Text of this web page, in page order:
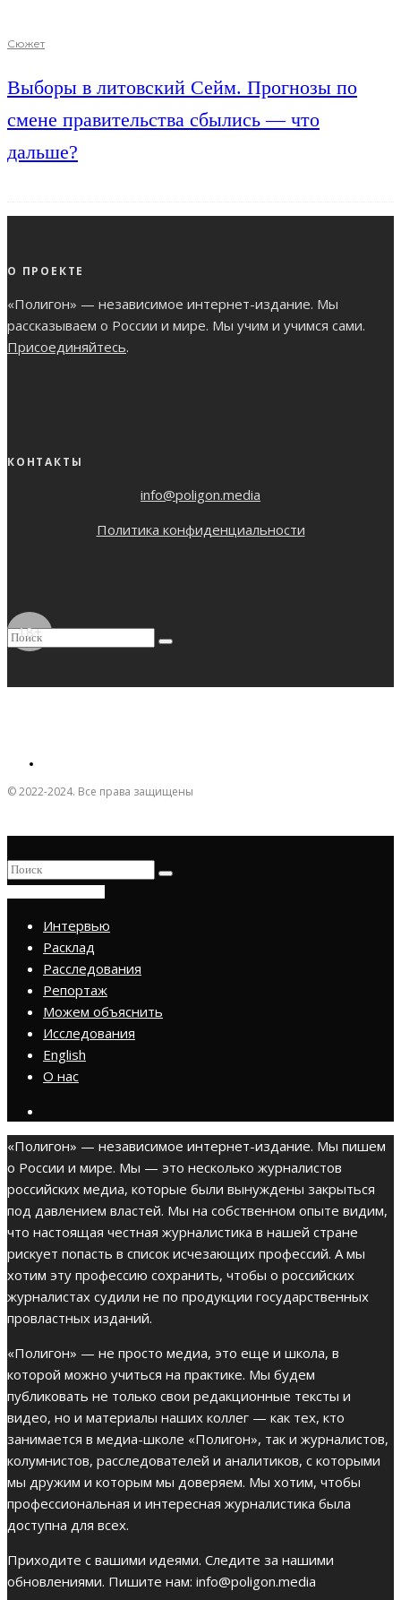
Сюжет
Выборы в литовский Сейм. Прогнозы по
смене правительства сбылись — что
дальше?
О ПРОЕКТЕ
«Полигон» — независимое интернет-издание. Мы
рассказываем о России и мире. Мы учим и учимся сами.
Присоединяйтесь.
КОНТАКТЫ
info@poligon.media
Политика конфиденциальности
18+
© 2022-2024. Все права защищены
Интервью
Расклад
Расследования
Репортаж
Можем объяснить
Исследования
English
О нас
«Полигон» — независимое интернет-издание. Мы пишем
о России и мире. Мы — это несколько журналистов
российских медиа, которые были вынуждены закрыться
под давлением властей. Мы на собственном опыте видим,
что настоящая честная журналистика в нашей стране
рискует попасть в список исчезающих профессий. А мы
хотим эту профессию сохранить, чтобы о российских
журналистах судили не по продукции государственных
провластных изданий.
«Полигон» — не просто медиа, это еще и школа, в
которой можно учиться на практике. Мы будем
публиковать не только свои редакционные тексты и
видео, но и материалы наших коллег — как тех, кто
занимается в медиа-школе «Полигон», так и журналистов,
колумнистов, расследователей и аналитиков, с которыми
мы дружим и которым мы доверяем. Мы хотим, чтобы
профессиональная и интересная журналистика была
доступна для всех.
Приходите с вашими идеями. Следите за нашими
обновлениями. Пишите нам: info@poligon.media